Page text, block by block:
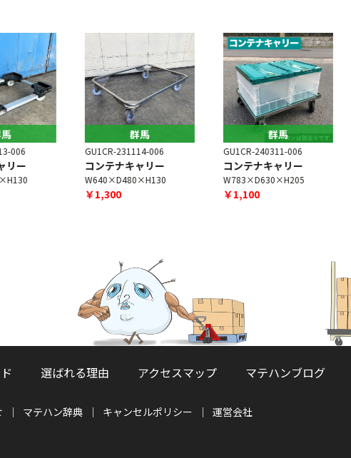
006
ー
群馬
GU1CR-231114-006
コンテナキャリー
W640×D480×H130
￥1,300
群馬
GU1CR-240311-006
コンテナキャリー
W783×D630×H205
￥1,100
選ばれる理由 アクセスマップ マテハンブログ
マテハン辞典 キャンセルポリシー 運営会社